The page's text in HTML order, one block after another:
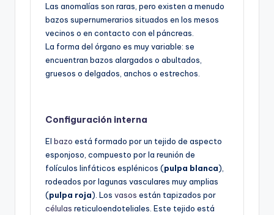
Las anomalías son raras, pero existen a menudo
bazos supernumerarios situados en los mesos
vecinos o en contacto con el páncreas.
La forma del órgano es muy variable: se
encuentran bazos alargados o abultados,
gruesos o delgados, anchos o estrechos.
Configuración interna
El bazo está formado por un tejido de aspecto
esponjoso, compuesto por la reunión de
folículos linfáticos esplénicos (pulpa blanca),
rodeados por lagunas vasculares muy amplias
(pulpa roja). Los vasos están tapizados por
células reticuloendoteliales. Este tejido está